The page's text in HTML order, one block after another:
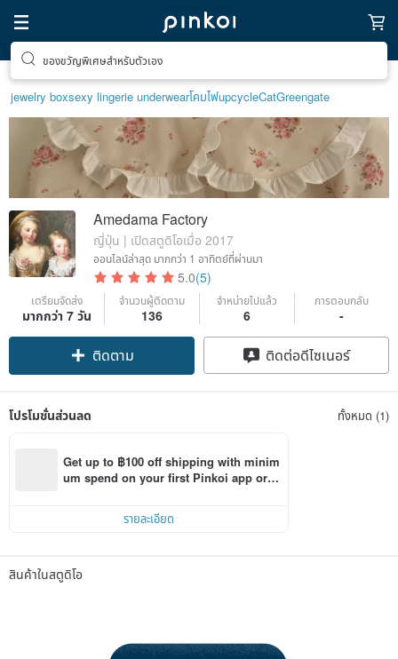
ของขวัญพิเศษสำหรับตัวเอง
jewelry boxsexy lingerie underwearโคมไฟupcycleCatGreengate
Amedama Factory
ญี่ปุ่น | เปิดสตูดิโอเมื่อ 2017
ออนไลน์ล่าสุด มากกว่า 1 อาทิตย์ที่ผ่านมา
5.0(5)
เตรียมจัดส่ง
มากกว่า 7 วัน
จำนวนผู้ติดตาม
136
จำหน่ายไปแล้ว
6
การตอบกลับ
-
ติดตาม ติดต่อดีไซเนอร์
โปรโมชั่นส่วนลด ทั้งหมด (1)
Get up to ฿100 off shipping with minim
um spend on your first Pinkoi app orde
รายละเอียด
สินค้าในสตูดิโอ